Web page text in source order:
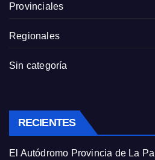
Provinciales
Regionales
Sin categoría
RECIENTES
El Autódromo Provincia de La